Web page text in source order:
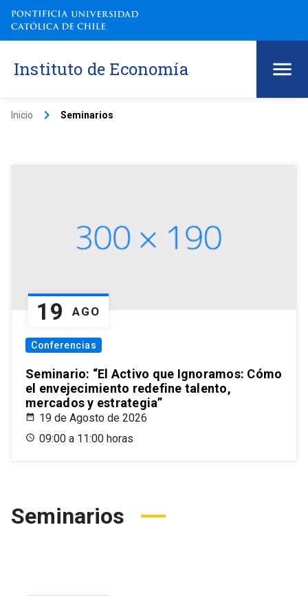
Instituto de Economía
Inicio keyboard_arrow_right Seminarios
19 AGO
Conferencias
Seminario: “El Activo que Ignoramos: Cómo
el envejecimiento redefine talento,
mercados y estrategia”
19 de Agosto de 2026
09:00 a 11:00 horas
Seminarios